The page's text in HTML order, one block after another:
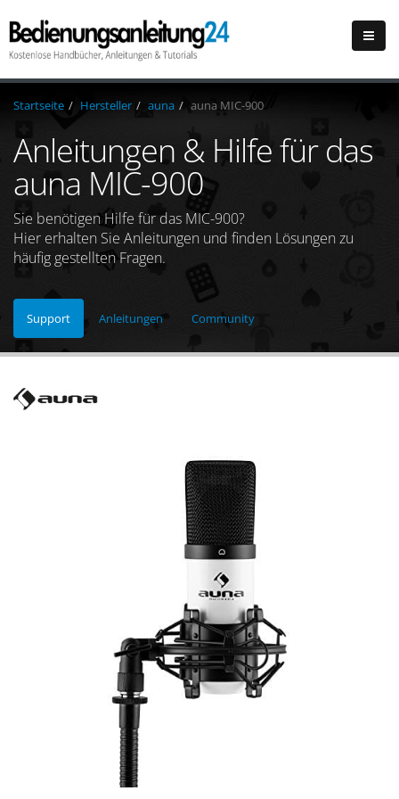
Startseite Hersteller auna auna MIC-900
Anleitungen & Hilfe für das
auna MIC-900
Sie benötigen Hilfe für das MIC-900?
Hier erhalten Sie Anleitungen und finden Lösungen zu
häufig gestellten Fragen.
Support Anleitungen Community